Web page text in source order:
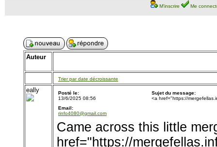
M'inscrire Me
Auteur
Trier par date décroissante
eally
Posté le:
13/6/2025 08:56
Sujet du message:
<a href="https://
Email:
rinfo4080@gmail.com
Came across this little
href="https://